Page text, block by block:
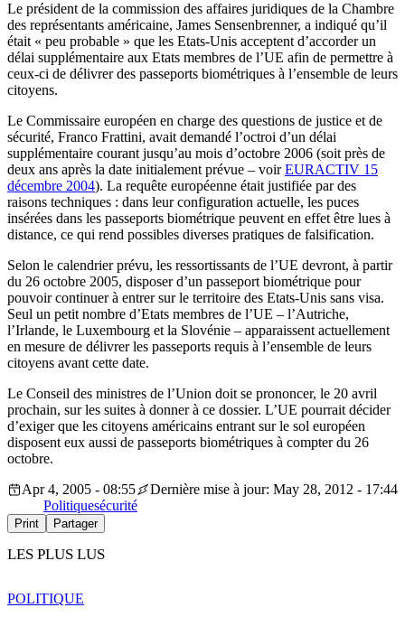
Le président de la commission des affaires juridiques de la Chambre
des représentants américaine, James Sensenbrenner, a indiqué qu’il
était « peu probable » que les Etats-Unis acceptent d’accorder un
délai supplémentaire aux Etats membres de l’UE afin de permettre à
ceux-ci de délivrer des passeports biométriques à l’ensemble de leurs
citoyens.
Le Commissaire européen en charge des questions de justice et de
sécurité, Franco Frattini, avait demandé l’octroi d’un délai
supplémentaire courant jusqu’au mois d’octobre 2006 (soit près de
deux ans après la date initialement prévue – voirEURACTIV 15
décembre 2004). La requête européenne était justifiée par des
raisons techniques : dans leur configuration actuelle, les puces
insérées dans les passeports biométrique peuvent en effet être lues à
distance, ce qui rend possibles diverses pratiques de falsification.
Selon le calendrier prévu, les ressortissants de l’UE devront, à partir
du 26 octobre 2005, disposer d’un passeport biométrique pour
pouvoir continuer à entrer sur le territoire des Etats-Unis sans visa.
Seul un petit nombre d’Etats membres de l’UE – l’Autriche,
l’Irlande, le Luxembourg et la Slovénie – apparaissent actuellement
en mesure de délivrer les passeports requis à l’ensemble de leurs
citoyens avant cette date.
Le Conseil des ministres de l’Union doit se prononcer, le 20 avril
prochain, sur les suites à donner à ce dossier. L’UE pourrait décider
d’exiger que les citoyens américains entrant sur le sol européen
disposent eux aussi de passeports biométriques à compter du 26
octobre.
Apr 4, 2005 - 08:55
Dernière mise à jour: May 28, 2012 - 17:44
Politiquesécurité
Print Partager
LES PLUS LUS
POLITIQUE